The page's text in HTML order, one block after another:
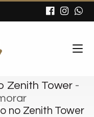
Zenith Tower-
no Zenith Tower